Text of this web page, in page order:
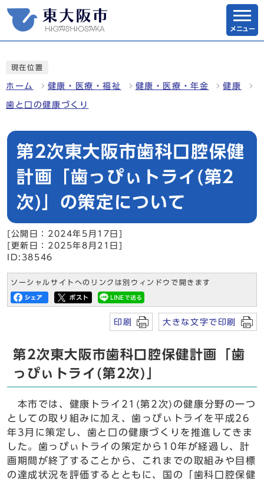
メニュー
現在位置
ホーム 健康・医療・福祉 健康・医療・年金 健康
歯と口の健康づくり
第2次東大阪市歯科口腔保健
計画「歯っぴぃトライ(第2
次)」の策定について
[公開日：2024年5月17日]
[更新日：2025年8月21日]
ID:38546
ソーシャルサイトへのリンクは別ウィンドウで開きます
印刷 大きな文字で印刷
第2次東大阪市歯科口腔保健計画「歯
っぴぃトライ(第2次)」
本市では、健康トライ21(第2次)の健康分野の一つ
としての取り組みに加え、歯っぴぃトライを平成26
年3月に策定し、歯と口の健康づくりを推進してきま
した。歯っぴぃトライの策定から10年が経過し、計
画期間が終了することから、これまでの取組みや目標
の達成状況を評価するとともに、国の「歯科口腔保健